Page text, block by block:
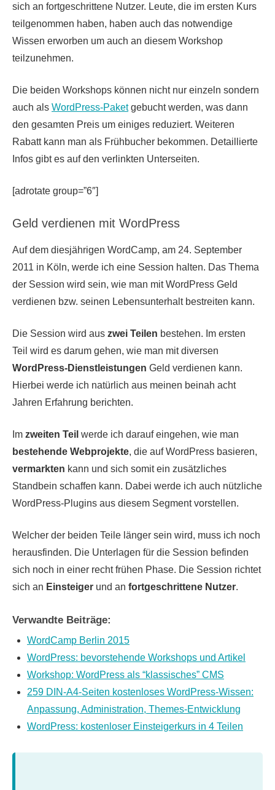
sich an fortgeschrittene Nutzer. Leute, die im ersten Kurs
teilgenommen haben, haben auch das notwendige
Wissen erworben um auch an diesem Workshop
teilzunehmen.
Die beiden Workshops können nicht nur einzeln sondern
auch als WordPress-Paketgebucht werden, was dann
den gesamten Preis um einiges reduziert. Weiteren
Rabatt kann man als Frühbucher bekommen. Detaillierte
Infos gibt es auf den verlinkten Unterseiten.
[adrotate group=”6″]
Geld verdienen mit WordPress
Auf dem diesjährigen WordCamp, am 24. September
2011 in Köln, werde ich eine Session halten. Das Thema
der Session wird sein, wie man mit WordPress Geld
verdienen bzw. seinen Lebensunterhalt bestreiten kann.
Die Session wird aus zwei Teilen bestehen. Im ersten
Teil wird es darum gehen, wie man mit diversen
WordPress-Dienstleistungen Geld verdienen kann.
Hierbei werde ich natürlich aus meinen beinah acht
Jahren Erfahrung berichten.
Im zweiten Teil werde ich darauf eingehen, wie man
bestehende Webprojekte, die auf WordPress basieren,
vermarkten kann und sich somit ein zusätzliches
Standbein schaffen kann. Dabei werde ich auch nützliche
WordPress-Plugins aus diesem Segment vorstellen.
Welcher der beiden Teile länger sein wird, muss ich noch
herausfinden. Die Unterlagen für die Session befinden
sich noch in einer recht frühen Phase. Die Session richtet
sich an Einsteiger und an fortgeschrittene Nutzer.
Verwandte Beiträge:
WordCamp Berlin 2015
WordPress: bevorstehende Workshops und Artikel
Workshop: WordPress als “klassisches” CMS
259 DIN-A4-Seiten kostenloses WordPress-Wissen:
Anpassung, Administration, Themes-Entwicklung
WordPress: kostenloser Einsteigerkurs in 4 Teilen